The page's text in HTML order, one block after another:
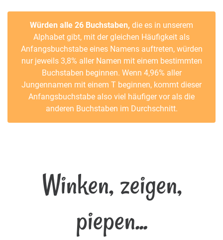
Würden alle 26 Buchstaben, die es in unserem
Alphabet gibt, mit der gleichen Häufigkeit als
Anfangsbuchstabe eines Namens auftreten, würden
nur jeweils 3,8% aller Namen mit einem bestimmten
Buchstaben beginnen. Wenn 4,96% aller
Jungennamen mit einem T beginnen, kommt dieser
Anfangsbuchstabe also viel häufiger vor als die
anderen Buchstaben im Durchschnitt.
Winken, zeigen,
piepen...